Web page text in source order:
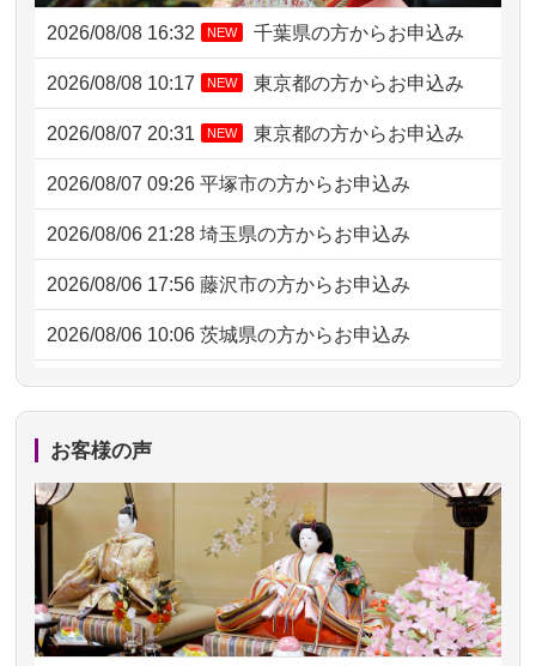
2026/08/08 16:32 NEW 千葉県の方からお申込み
2026/08/08 10:17 NEW 東京都の方からお申込み
2026/08/07 20:31 NEW 東京都の方からお申込み
2026/08/07 09:26 平塚市の方からお申込み
2026/08/06 21:28 埼玉県の方からお申込み
2026/08/06 17:56 藤沢市の方からお申込み
2026/08/06 10:06 茨城県の方からお申込み
2026/08/06 09:17 三重県の方からお申込み
2026/08/06 06:48
2026/08/05 15:07 東京都の方からお申込み
2026/08/05 11:33 神奈川の方からお申込み
2026/08/04 17:34 西亀有の方からお申込み
2026/08/04 15:40 千葉県の方からお申込み
お客様の声